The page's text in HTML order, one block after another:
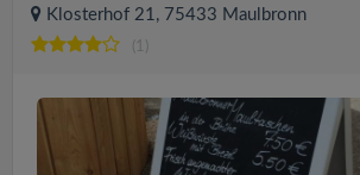
Klosterhof 21, 75433 Maulbronn
(1)